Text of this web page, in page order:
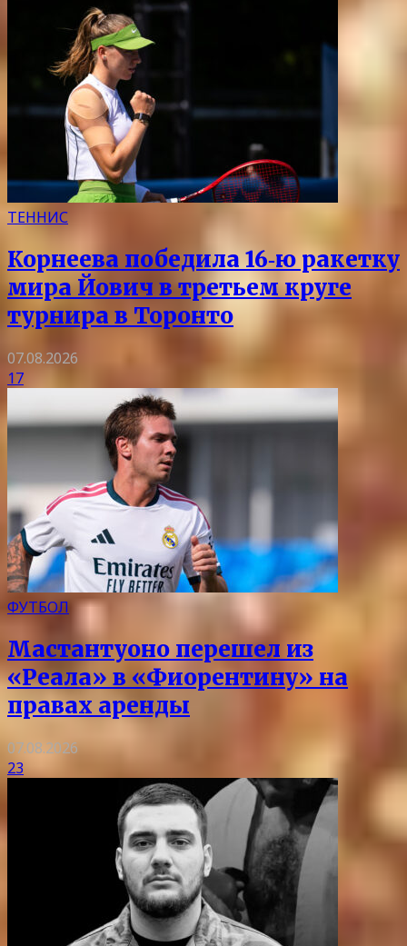
ТЕННИС
Корнеева победила 16‑ю ракетку
мира Йович в третьем круге
турнира в Торонто
07.08.2026
17
ФУТБОЛ
Мастантуоно перешел из
«Реала» в «Фиорентину» на
правах аренды
07.08.2026
23